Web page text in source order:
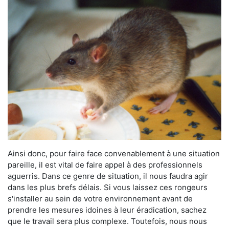
Ainsi donc, pour faire face convenablement à une situation
pareille, il est vital de faire appel à des professionnels
aguerris. Dans ce genre de situation, il nous faudra agir
dans les plus brefs délais. Si vous laissez ces rongeurs
s'installer au sein de votre environnement avant de
prendre les mesures idoines à leur éradication, sachez
que le travail sera plus complexe. Toutefois, nous nous